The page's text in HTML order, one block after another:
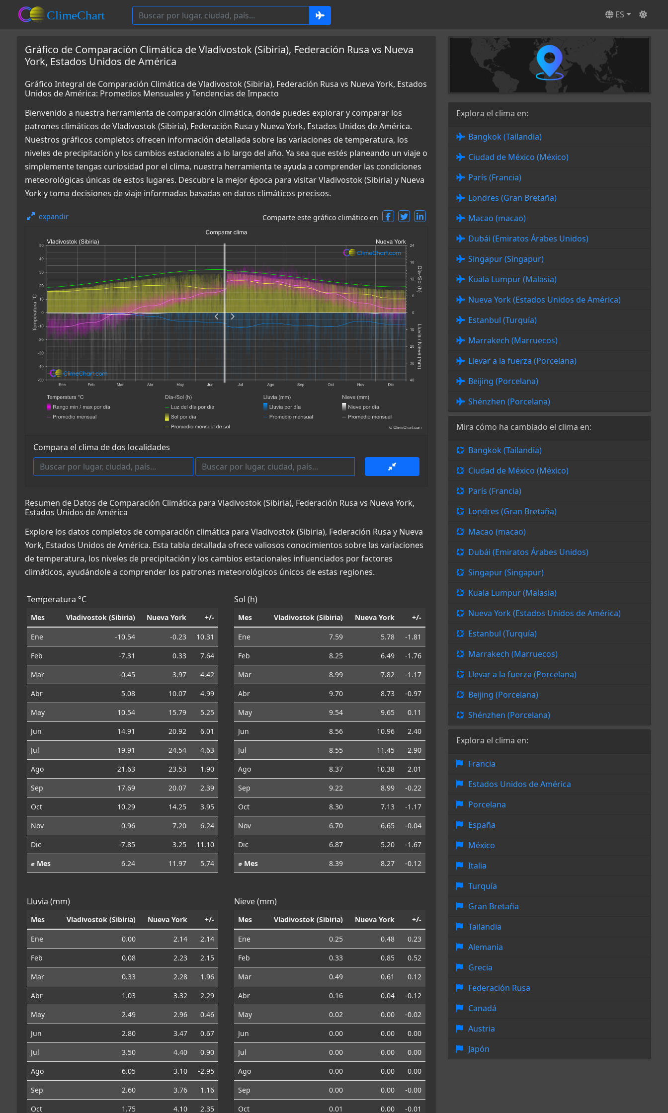
ES
Gráfico de Comparación Climática de Vladivostok (Sibiria), Federación Rusa vs Nueva
York, Estados Unidos de América
Gráfico Integral de Comparación Climática de Vladivostok (Sibiria), Federación Rusa vs Nueva York, Estados
Unidos de América: Promedios Mensuales y Tendencias de Impacto
Bienvenido a nuestra herramienta de comparación climática, donde puedes explorar y comparar los
patrones climáticos de Vladivostok (Sibiria), Federación Rusa y Nueva York, Estados Unidos de América.
Nuestros gráficos completos ofrecen información detallada sobre las variaciones de temperatura, los
niveles de precipitación y los cambios estacionales a lo largo del año. Ya sea que estés planeando un viaje o
simplemente tengas curiosidad por el clima, nuestra herramienta te ayuda a comprender las condiciones
meteorológicas únicas de estos lugares. Descubre la mejor época para visitar Vladivostok (Sibiria) y Nueva
York y toma decisiones de viaje informadas basadas en datos climáticos precisos.
expandir Comparte este gráfico climático en
Compara el clima de dos localidades
Resumen de Datos de Comparación Climática para Vladivostok (Sibiria), Federación Rusa vs Nueva York,
Estados Unidos de América
Explore los datos completos de comparación climática para Vladivostok (Sibiria), Federación Rusa y Nueva
York, Estados Unidos de América. Esta tabla detallada ofrece valiosos conocimientos sobre las variaciones
de temperatura, los niveles de precipitación y los cambios estacionales influenciados por factores
climáticos, ayudándole a comprender los patrones meteorológicos únicos de estas regiones.
Temperatura °C
Mes Vladivostok (Sibiria) Nueva York +/-
Ene -10.54 -0.23
10.31
Feb
-7.31 0.33
7.64
Mar
-0.45 3.97
4.42
Abr
5.08 10.07
4.99
May
10.54 15.79
5.25
Jun
14.91 20.92
6.01
Jul
19.91 24.54
4.63
Ago
21.63 23.53
1.90
Sep
17.69 20.07
2.39
Oct
10.29 14.25
3.95
Nov
0.96 7.20
6.24
Dic
-7.85 3.25
11.10
⌀ Mes
6.24 11.97 5.74
Sol (h)
Mes Vladivostok (Sibiria) Nueva York +/-
Ene 7.59 5.78
-1.81
Feb
8.25 6.49
-1.76
Mar
8.99 7.82
-1.17
Abr
9.70 8.73
-0.97
May
9.54 9.65
0.11
Jun
8.56 10.96
2.40
Jul
8.55 11.45
2.90
Ago
8.37 10.38
2.01
Sep
9.22 8.99
-0.22
Oct
8.30 7.13
-1.17
Nov
6.70 6.65
-0.04
Dic
6.87 5.20
-1.67
⌀ Mes
8.39 8.27 -0.12
Lluvia (mm)
Mes Vladivostok (Sibiria) Nueva York +/-
Ene 0.00 2.14
2.14
Feb
0.08 2.23
2.15
Mar
0.33 2.28
1.96
Abr
1.03 3.32
2.29
May
2.49 2.96
0.46
Jun
2.80 3.47
0.67
Jul
3.50 4.40
0.90
Ago
6.05 3.10
-2.95
Sep
2.60 3.76
1.16
Oct
1.75 4.10 2.35
Nieve (mm)
Mes Vladivostok (Sibiria) Nueva York +/-
Ene 0.25 0.48
0.23
Feb
0.33 0.85
0.52
Mar
0.49 0.61
0.12
Abr
0.16 0.04
-0.12
May
0.02 0.00
-0.02
Jun
0.00 0.00
0.00
Jul
0.00 0.00
0.00
Ago
0.00 0.00
0.00
Sep
0.00 0.00
-0.00
Oct
0.01 0.00 -0.01
Explora el clima en:
Bangkok (Tailandia)
Ciudad de México (México)
París (Francia)
Londres (Gran Bretaña)
Macao (macao)
Dubái (Emiratos Árabes Unidos)
Singapur (Singapur)
Kuala Lumpur (Malasia)
Nueva York (Estados Unidos de América)
Estanbul (Turquía)
Marrakech (Marruecos)
Llevar a la fuerza (Porcelana)
Beijing (Porcelana)
Shénzhen (Porcelana)
Mira cómo ha cambiado el clima en:
Bangkok (Tailandia)
Ciudad de México (México)
París (Francia)
Londres (Gran Bretaña)
Macao (macao)
Dubái (Emiratos Árabes Unidos)
Singapur (Singapur)
Kuala Lumpur (Malasia)
Nueva York (Estados Unidos de América)
Estanbul (Turquía)
Marrakech (Marruecos)
Llevar a la fuerza (Porcelana)
Beijing (Porcelana)
Shénzhen (Porcelana)
Explora el clima en:
Francia
Estados Unidos de América
Porcelana
España
México
Italia
Turquía
Gran Bretaña
Tailandia
Alemania
Grecia
Federación Rusa
Canadá
Austria
Japón